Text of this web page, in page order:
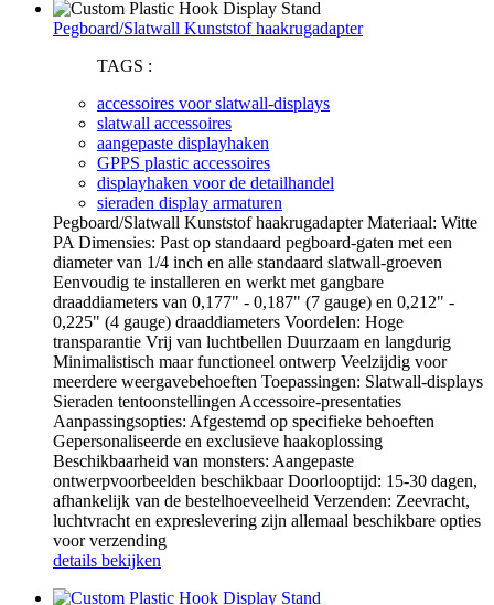
Pegboard/Slatwall Kunststof haakrugadapter
TAGS :
accessoires voor slatwall-displays
slatwall accessoires
aangepaste displayhaken
GPPS plastic accessoires
displayhaken voor de detailhandel
sieraden display armaturen
Pegboard/Slatwall Kunststof haakrugadapter Materiaal: Witte
PA Dimensies: Past op standaard pegboard-gaten met een
diameter van 1/4 inch en alle standaard slatwall-groeven
Eenvoudig te installeren en werkt met gangbare
draaddiameters van 0,177" - 0,187" (7 gauge) en 0,212" -
0,225" (4 gauge) draaddiameters Voordelen: Hoge
transparantie Vrij van luchtbellen Duurzaam en langdurig
Minimalistisch maar functioneel ontwerp Veelzijdig voor
meerdere weergavebehoeften Toepassingen: Slatwall-displays
Sieraden tentoonstellingen Accessoire-presentaties
Aanpassingsopties: Afgestemd op specifieke behoeften
Gepersonaliseerde en exclusieve haakoplossing
Beschikbaarheid van monsters: Aangepaste
ontwerpvoorbeelden beschikbaar Doorlooptijd: 15-30 dagen,
afhankelijk van de bestelhoeveelheid Verzenden: Zeevracht,
luchtvracht en expreslevering zijn allemaal beschikbare opties
voor verzending
details bekijken